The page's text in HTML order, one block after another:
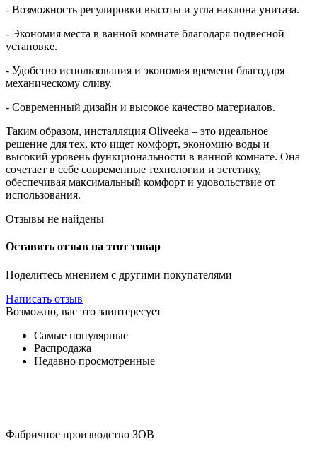
- Возможность регулировки высоты и угла наклона унитаза.
- Экономия места в ванной комнате благодаря подвесной
установке.
- Удобство использования и экономия времени благодаря
механическому сливу.
- Современный дизайн и высокое качество материалов.
Таким образом, инсталляция Oliveeka – это идеальное
решение для тех, кто ищет комфорт, экономию воды и
высокий уровень функциональности в ванной комнате. Она
сочетает в себе современные технологии и эстетику,
обеспечивая максимальный комфорт и удовольствие от
использования.
Отзывы не найдены
Оставить отзыв на этот товар
Поделитесь мнением с другими покупателями
Написать отзыв
Возможно, вас это заинтересует
Самые популярные
Распродажа
Недавно просмотренные
Фабричное производство ЗОВ